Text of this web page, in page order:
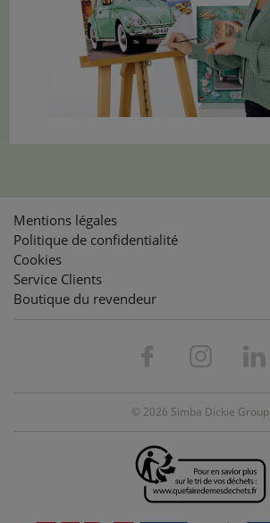
Mentions légales
Politique de confidentialité
Cookies
Service Clients
Boutique du revendeur
© 2026 Simba Dickie Group